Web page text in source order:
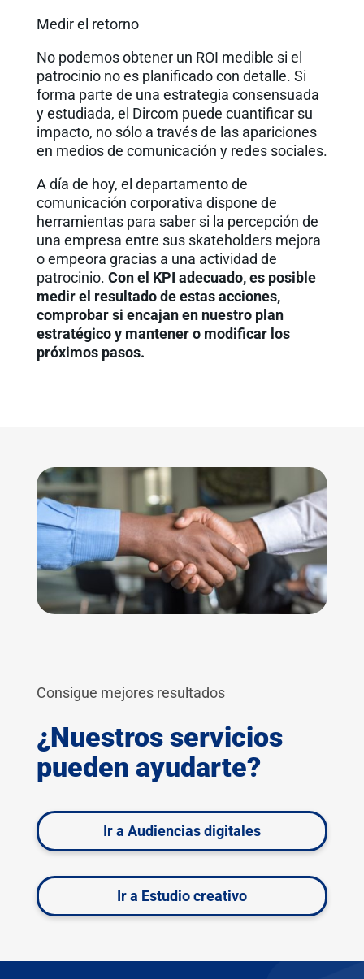
Medir el retorno
No podemos obtener un ROI medible si el
patrocinio no es planificado con detalle. Si
forma parte de una estrategia consensuada
y estudiada, el Dircom puede cuantificar su
impacto, no sólo a través de las apariciones
en medios de comunicación y redes sociales.
A día de hoy, el departamento de
comunicación corporativa dispone de
herramientas para saber si la percepción de
una empresa entre sus skateholders mejora
o empeora gracias a una actividad de
patrocinio. Con el KPI adecuado, es posible
medir el resultado de estas acciones,
comprobar si encajan en nuestro plan
estratégico y mantener o modificar los
próximos pasos.
Consigue mejores resultados
¿Nuestros servicios
pueden ayudarte?
Ir a Audiencias digitales
Ir a Estudio creativo